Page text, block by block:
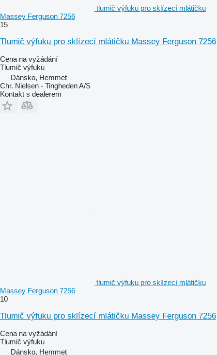
tlumič výfuku pro sklízecí mlátičku
Massey Ferguson 7256
15
Tlumič výfuku pro sklízecí mlátičku Massey Ferguson 7256
Cena na vyžádání
Tlumič výfuku
Dánsko, Hemmet
Chr. Nielsen - Tingheden A/S
Kontakt s dealerem
tlumič výfuku pro sklízecí mlátičku
Massey Ferguson 7256
10
Tlumič výfuku pro sklízecí mlátičku Massey Ferguson 7256
Cena na vyžádání
Tlumič výfuku
Dánsko, Hemmet